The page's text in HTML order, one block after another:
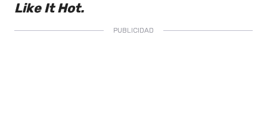
Like It Hot.